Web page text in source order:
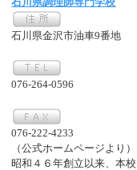
石川県金沢市油車9番地
076-264-0596
076-222-4233
（公式ホームページより）
昭和４６年創立以来、本